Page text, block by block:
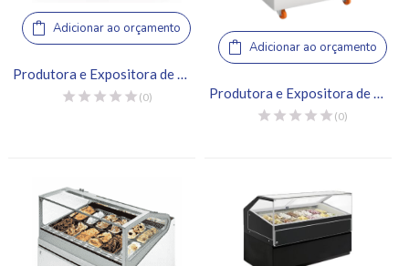
Adicionar ao orçamento
Produtora e Expositora de Gelato – Frigomat, GX4
(0)
Adicionar ao orçamento
Produtora e Expositora de Gelato – Frigomat, GX4 Kompact
(0)